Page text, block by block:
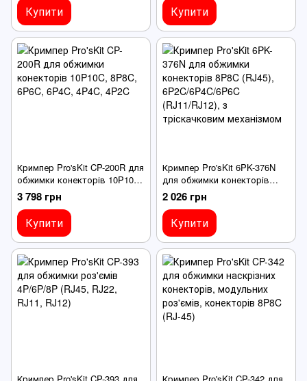
Купити Купити
Кримпер Pro'sKit CP-200R для
обжимки конекторів 10P10C,
8P8C, 6P6C, 6P4C, 4P4C,
4P2C
3 798 грн
Купити
Кримпер Pro'sKit 6PK-376N
для обжимки конекторів
8P8C (RJ45), 6P2C/6P4C/6P6C
(RJ11/RJ12), з тріскачковим
механізмом
2 026 грн
Купити
Кримпер Pro'sKit CP-393 для
Кримпер Pro'sKit CP-342 для